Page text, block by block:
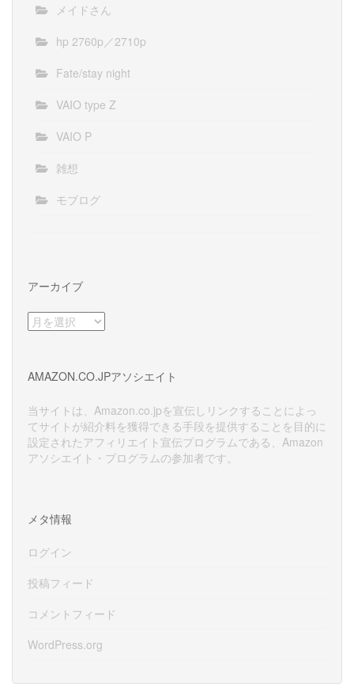
メイドさん
hp 2760p／2710p
Fate/stay night
VAIO type Z
VAIO P
雑想
モブログ
アーカイブ
ア
ー
ブ
AMAZON.CO.JPアソシエイト
当サイトは、Amazon.co.jpを宣伝しリンクすることによっ
てサイトが紹介料を獲得できる手段を提供することを目的に
設定されたアフィリエイト宣伝プログラムである、Amazon
アソシエイト・プログラムの参加者です。
メタ情報
ログイン
投稿フィード
コメントフィード
WordPress.org